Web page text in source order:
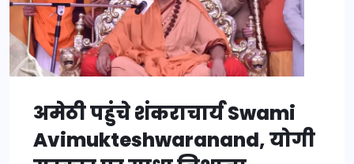
अमेठी पहुंचे शंकराचार्य Swami
Avimukteshwaranand, योगी